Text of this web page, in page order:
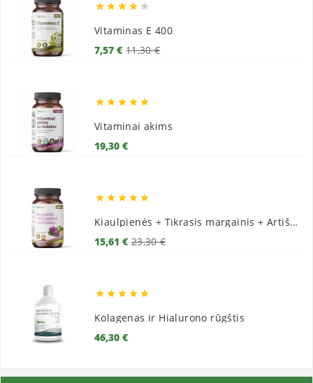
    
Vitaminas E 400
7,57 € 11,30 €
    
Vitaminai akims
19,30 €Kaina
    
Kiaulpienės + Tikrasis margainis + Artišokai
15,61 € 23,30 €
    
Kolagenas ir Hialurono rūgštis
46,30 €Kaina